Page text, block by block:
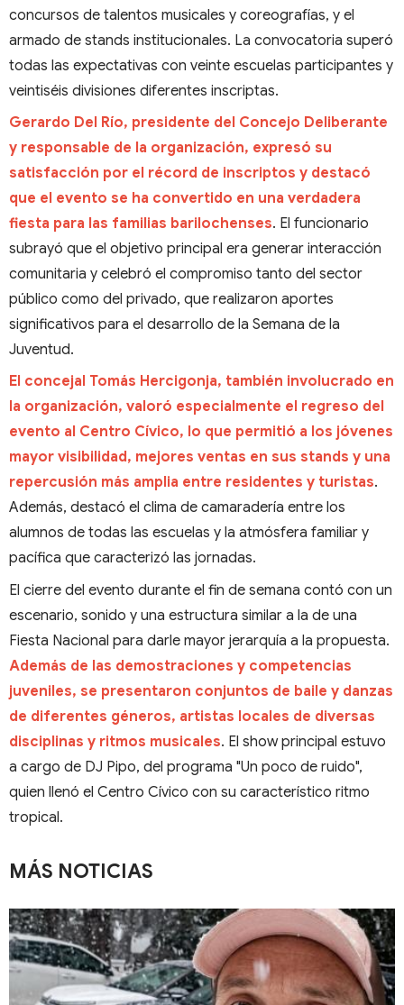
concursos de talentos musicales y coreografías, y el
armado de stands institucionales. La convocatoria superó
todas las expectativas con veinte escuelas participantes y
veintiséis divisiones diferentes inscriptas.
Gerardo Del Río, presidente del Concejo Deliberante
y responsable de la organización, expresó su
satisfacción por el récord de inscriptos y destacó
que el evento se ha convertido en una verdadera
fiesta para las familias barilochenses. El funcionario
subrayó que el objetivo principal era generar interacción
comunitaria y celebró el compromiso tanto del sector
público como del privado, que realizaron aportes
significativos para el desarrollo de la Semana de la
Juventud.
El concejal Tomás Hercigonja, también involucrado en
la organización, valoró especialmente el regreso del
evento al Centro Cívico, lo que permitió a los jóvenes
mayor visibilidad, mejores ventas en sus stands y una
repercusión más amplia entre residentes y turistas.
Además, destacó el clima de camaradería entre los
alumnos de todas las escuelas y la atmósfera familiar y
pacífica que caracterizó las jornadas.
El cierre del evento durante el fin de semana contó con un
escenario, sonido y una estructura similar a la de una
Fiesta Nacional para darle mayor jerarquía a la propuesta.
Además de las demostraciones y competencias
juveniles, se presentaron conjuntos de baile y danzas
de diferentes géneros, artistas locales de diversas
disciplinas y ritmos musicales. El show principal estuvo
a cargo de DJ Pipo, del programa "Un poco de ruido",
quien llenó el Centro Cívico con su característico ritmo
tropical.
MÁS NOTICIAS